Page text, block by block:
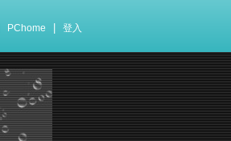
PChome 登入